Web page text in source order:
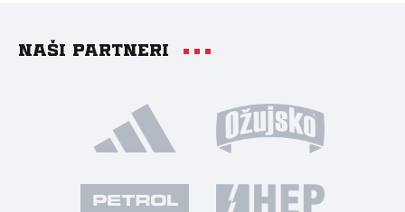
Naši partneri